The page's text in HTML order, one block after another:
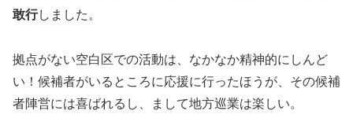
敢行しました。
拠点がない空白区での活動は、なかなか精神的にしんど
い！候補者がいるところに応援に行ったほうが、その候補
者陣営には喜ばれるし、まして地方巡業は楽しい。